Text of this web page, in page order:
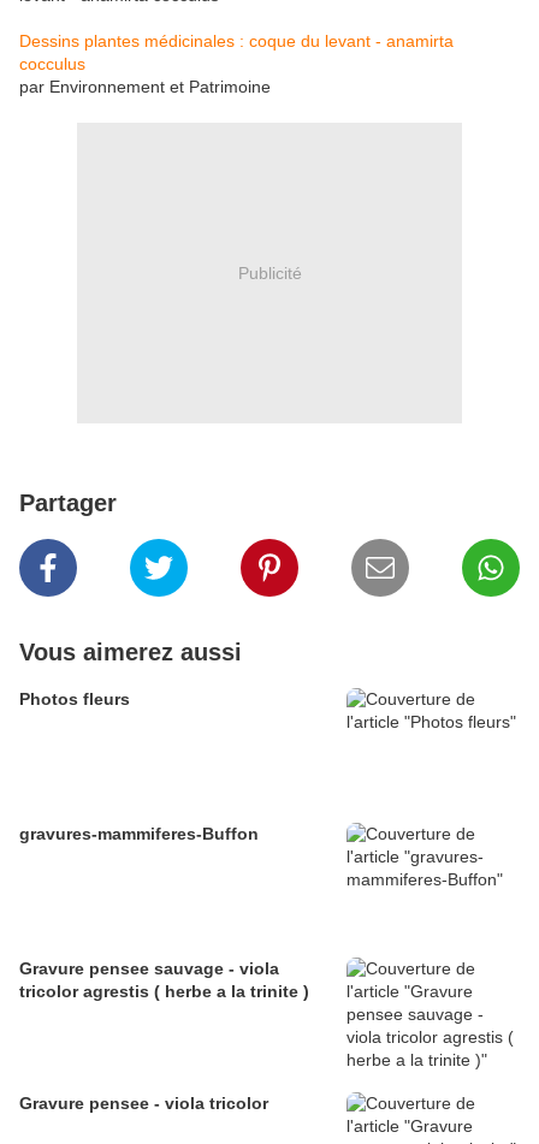
Dessins plantes médicinales : coque du levant - anamirta
cocculus
par Environnement et Patrimoine
Publicité
Partager
Vous aimerez aussi
Photos fleurs
gravures-mammiferes-Buffon
Gravure pensee sauvage - viola
tricolor agrestis ( herbe a la trinite )
Gravure pensee - viola tricolor